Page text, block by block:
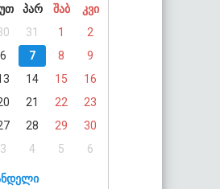
პარ შაბ
კვი
31 1
2
6 7 8
9
14 15
16
21 22
23
28 29
30
3 4 5 6